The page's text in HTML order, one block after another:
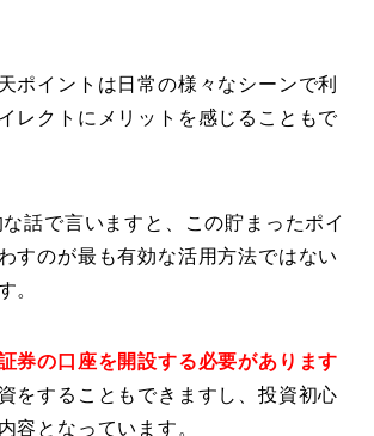
ポイントは日常の様々なシーンで利
レクトにメリットを感じることもで
話で言いますと、この貯まったポイ
すのが最も有効な活用方法ではない
。
券の口座を開設する必要があります
をすることもできますし、投資初心
容となっています。